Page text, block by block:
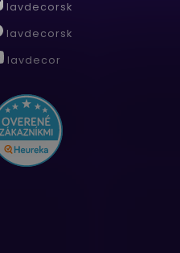
lavdecorsk
lavdecorsk
lavdecor